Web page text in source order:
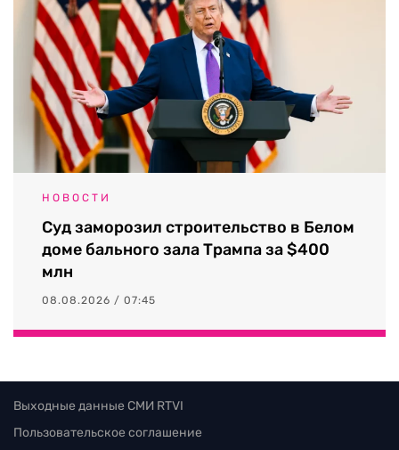
НОВОСТИ
Суд заморозил строительство в Белом
доме бального зала Трампа за $400
млн
08.08.2026 / 07:45
Выходные данные СМИ RTVI
Пользовательское соглашение